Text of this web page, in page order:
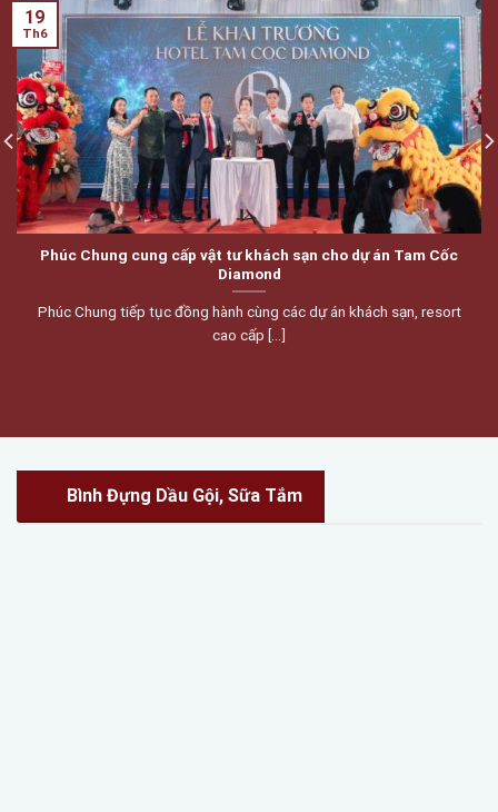
Phúc Chung cung cấp vật tư khách sạn cho dự án Tam Cốc
Diamond
Phúc Chung tiếp tục đồng hành cùng các dự án khách sạn, resort
cao cấp [...]
19
Th6
Bình Đựng Dầu Gội, Sữa Tắm